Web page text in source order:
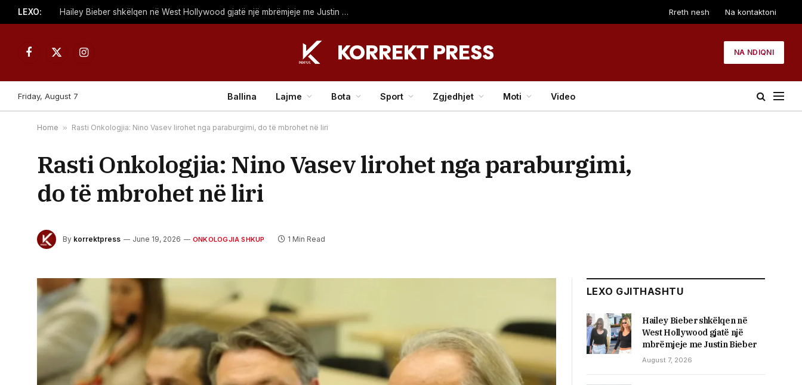
LEXO: Hailey Bieber shkëlqen në West Hollywood gjatë një mbrëmjeje me Justin Bieber Rreth nesh Na kontaktoni
Facebook
X
Instagram
NA NDIQNI
Friday, August 7 Ballina Lajme Bota Sport Zgjedhjet Moti Video
Home » Rasti Onkologjia: Nino Vasev lirohet nga paraburgimi, do të mbrohet në liri
Rasti Onkologjia: Nino Vasev lirohet nga paraburgimi,
do të mbrohet në liri
By korrektpress June 19, 2026 ONKOLOGJIA SHKUP 1 Min Read
LEXO GJITHASHTU
Hailey Bieber shkëlqen në
West Hollywood gjatë një
mbrëmjeje me Justin Bieber
August 7, 2026